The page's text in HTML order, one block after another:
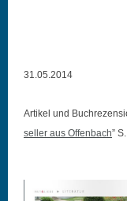
31.05.2014
Artikel und
seller aus Offen­bach”